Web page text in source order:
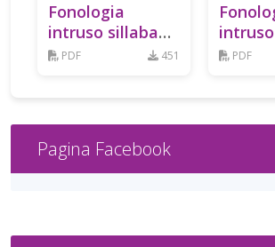
Fonologia
intruso sillaba
CAPDF 451
FOPDF
Pagina Facebook